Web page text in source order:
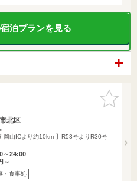
泊プランを見る
お気に入
りに追加
北区
岡山ICより約10km 】R53号よりR30号
～24:00
～
・食事処